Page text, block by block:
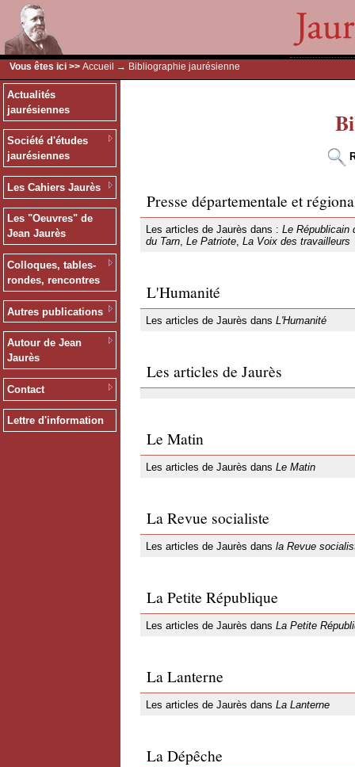
Vous êtes ici >> Accueil → Bibliographie jaurésienne
Actualités
jaurésiennes
Société d'études
jaurésiennes
Les Cahiers Jaurès
Les "Oeuvres" de
Jean Jaurès
Colloques, tables-
rondes, rencontres
Autres publications
Autour de Jean
Jaurès
Contact
Lettre d'information
Presse départementale et
Les articles de Jaurès dans : Le Républicain
du Tarn, Le Patriote, La Voix des travailleurs
L'Humanité
Les articles de Jaurès dans L'Humanité
Les articles de Jaurès
Le Matin
Les articles de Jaurès dans Le Matin
La Revue socialiste
Les articles de Jaurès dans la Revue
La Petite République
Les articles de Jaurès dans La Petite
La Lanterne
Les articles de Jaurès dans La Lanterne
La Dépêche